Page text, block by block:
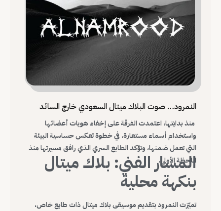
النمرود… صوت البلاك ميتال السعودي خارج السائد
منذ بدايتها، اعتمدت الفرقة على إخفاء هويات أعضائها
واستخدام أسماء مستعارة، في خطوة تعكس حساسية البيئة
التي تعمل ضمنها، وتؤكد الطابع السري الذي رافق مسيرتها منذ
اللحظة الأولى.
المسار الفني: بلاك ميتال
بنكهة محلية
تميّزت النمرود بتقديم موسيقى بلاك ميتال ذات طابع خاص،